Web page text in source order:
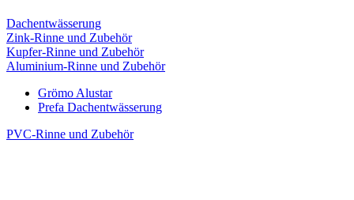
Dachentwässerung
Zink-Rinne und Zubehör
Kupfer-Rinne und Zubehör
Aluminium-Rinne und Zubehör
Grömo Alustar
Prefa Dachentwässerung
PVC-Rinne und Zubehör